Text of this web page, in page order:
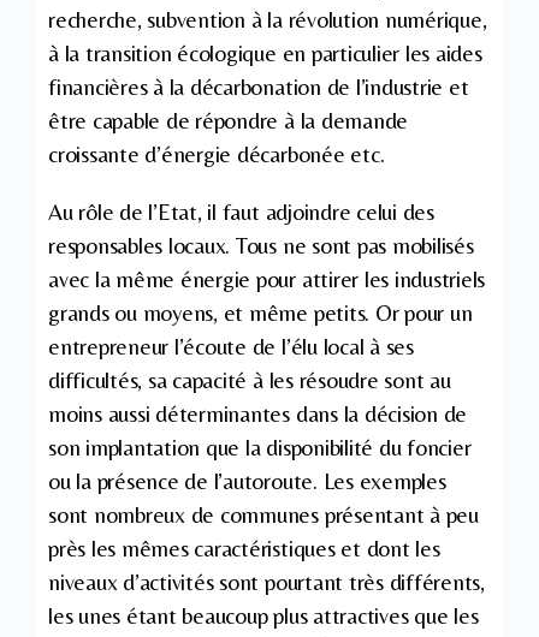
recherche, subvention à la révolution numérique,
à la transition écologique en particulier les aides
financières à la décarbonation de l’industrie et
être capable de répondre à la demande
croissante d’énergie décarbonée etc.
Au rôle de l’Etat, il faut adjoindre celui des
responsables locaux. Tous ne sont pas mobilisés
avec la même énergie pour attirer les industriels
grands ou moyens, et même petits. Or pour un
entrepreneur l’écoute de l’élu local à ses
difficultés, sa capacité à les résoudre sont au
moins aussi déterminantes dans la décision de
son implantation que la disponibilité du foncier
ou la présence de l’autoroute. Les exemples
sont nombreux de communes présentant à peu
près les mêmes caractéristiques et dont les
niveaux d’activités sont pourtant très différents,
les unes étant beaucoup plus attractives que les